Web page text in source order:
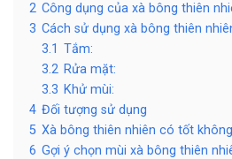
2 Công dụng của xà bông thiên
3 Cách sử dụng xà bông thiên
3.1 Tắm:
3.2 Rửa mặt:
3.3 Khử mùi:
4 Đối tượng sử dụng
5 Xà bông thiên nhiên có tốt
6 Gợi ý chọn mùi xà bông thiên